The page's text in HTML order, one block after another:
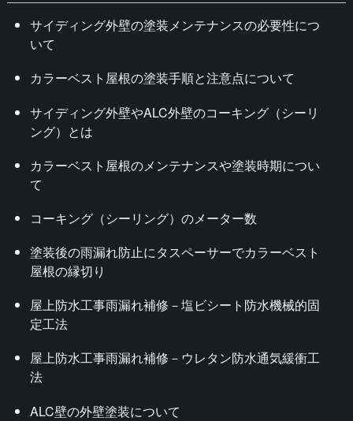
サイディング外壁の塗装メンテナンスの必要性につ
いて
カラーベスト屋根の塗装手順と注意点について
サイディング外壁やALC外壁のコーキング（シーリ
ング）とは
カラーベスト屋根のメンテナンスや塗装時期につい
て
コーキング（シーリング）のメーター数
塗装後の雨漏れ防止にタスペーサーでカラーベスト
屋根の縁切り
屋上防水工事雨漏れ補修－塩ビシート防水機械的固
定工法
屋上防水工事雨漏れ補修－ウレタン防水通気緩衝工
法
ALC壁の外壁塗装について